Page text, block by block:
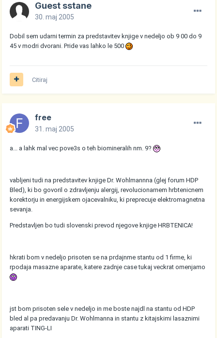
Guest sstane
30. maj 2005
Dobil sem udarni termin za predstavitev knjige v nedeljo ob 9 00 do 9
45 v modri dvorani. Pride vas lahko le 500
Citiraj
free
31. maj 2005
a... a lahk mal vec pove3s o teh biomineralih nm. 9?
vabljeni tudi na predstavitev knjige Dr. Wohlmannna (glej forum HDP
Bled), ki bo govoril o zdravljenju alergij, revolucionarnem hrbtenicnem
korektorju in energijskem ojacevalniku, ki preprecuje elektromagnetna
sevanja.
Predstavljen bo tudi slovenski prevod njegove knjige HRBTENICA!
hkrati bom v nedeljo prisoten se na prdajnme stantu od 1 firme, ki
rpodaja masazne aparate, katere zadnje case tukaj veckrat omenjamo
jst bom prisoten sele v nedeljo in me boste najdl na stantu od HDP
bled al pa predavanju Dr. Wohlmanna in stantu z kitajskimi lasaznimi
aparati TING-LI